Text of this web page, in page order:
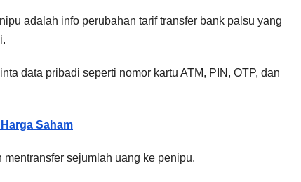
adalah info perubahan tarif transfer bank palsu yang
data pribadi seperti nomor kartu ATM, PIN, OTP, dan
Saham
sejumlah uang ke penipu.